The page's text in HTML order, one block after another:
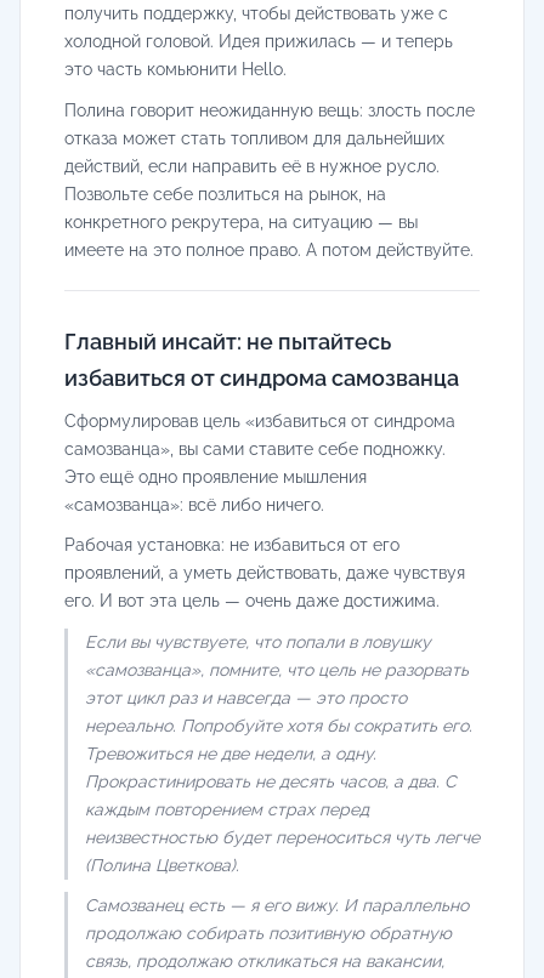
получить поддержку, чтобы действовать уже с
холодной головой. Идея прижилась — и теперь
это часть комьюнити Hello.
Полина говорит неожиданную вещь: злость после
отказа может стать топливом для дальнейших
действий, если направить её в нужное русло.
Позвольте себе позлиться на рынок, на
конкретного рекрутера, на ситуацию — вы
имеете на это полное право. А потом действуйте.
Главный инсайт: не пытайтесь
избавиться от синдрома самозванца
Сформулировав цель «избавиться от синдрома
самозванца», вы сами ставите себе подножку.
Это ещё одно проявление мышления
«самозванца»: всё либо ничего.
Рабочая установка: не избавиться от его
проявлений, а уметь действовать, даже чувствуя
его. И вот эта цель — очень даже достижима.
Если вы чувствуете, что попали в ловушку
«самозванца», помните, что цель не разорвать
этот цикл раз и навсегда — это просто
нереально. Попробуйте хотя бы сократить его.
Тревожиться не две недели, а одну.
Прокрастинировать не десять часов, а два. С
каждым повторением страх перед
неизвестностью будет переноситься чуть легче
(Полина Цветкова).
Самозванец есть — я его вижу. И параллельно
продолжаю собирать позитивную обратную
связь, продолжаю откликаться на вакансии,